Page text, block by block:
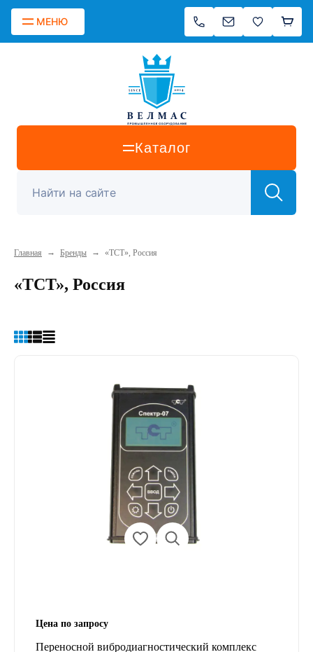
МЕНЮ
Каталог
Главная → Бренды → «ТСТ», Россия
«ТСТ», Россия
Цена по запросу
Переносной вибродиагностический комплекс